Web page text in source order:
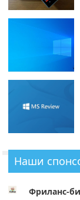
Наши
Фриланс-